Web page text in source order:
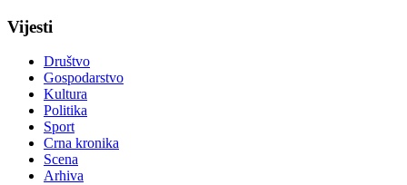
Vijesti
Društvo
Gospodarstvo
Kultura
Politika
Sport
Crna kronika
Scena
Arhiva